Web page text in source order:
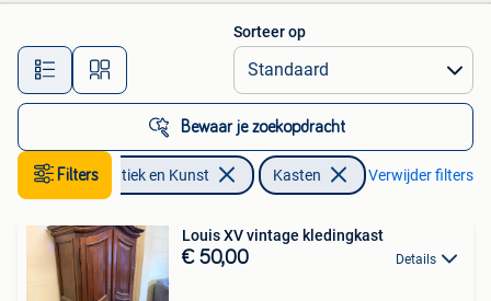
Alle afstanden…
Sorteer op
Bewaar je zoekopdracht
Filters Antiek en Kunst Kasten Verwijder filters
Louis XV vintage kledingkast
€ 50,00 Details